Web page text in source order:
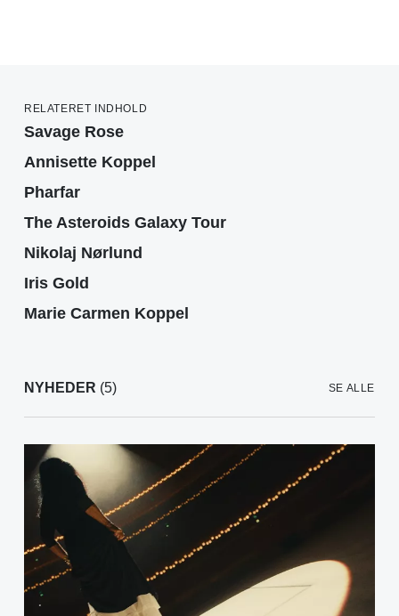
RELATERET INDHOLD
Savage Rose
Annisette Koppel
Pharfar
The Asteroids Galaxy Tour
Nikolaj Nørlund
Iris Gold
Marie Carmen Koppel
NYHEDER (5) SE ALLE